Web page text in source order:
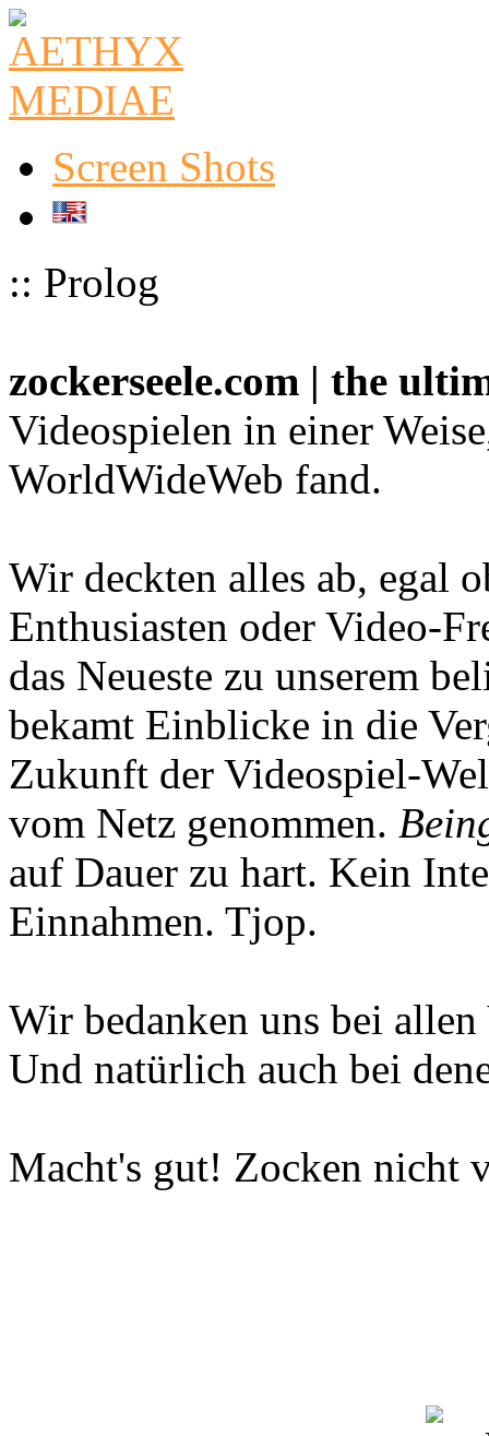
Screen Shots
:: Prolog
zockerseele.com | the
Videospielen in einer
WorldWideWeb fand.
Wir deckten alles ab, egal
Enthusiasten oder Video-
das Neueste zu unserem
bekamt Einblicke in die
Zukunft der Videospiel-
vom Netz genommen.
auf Dauer zu hart. Kein
Einnahmen. Tjop.
Wir bedanken uns bei
Und natürlich auch bei
Macht's gut! Zocken nicht